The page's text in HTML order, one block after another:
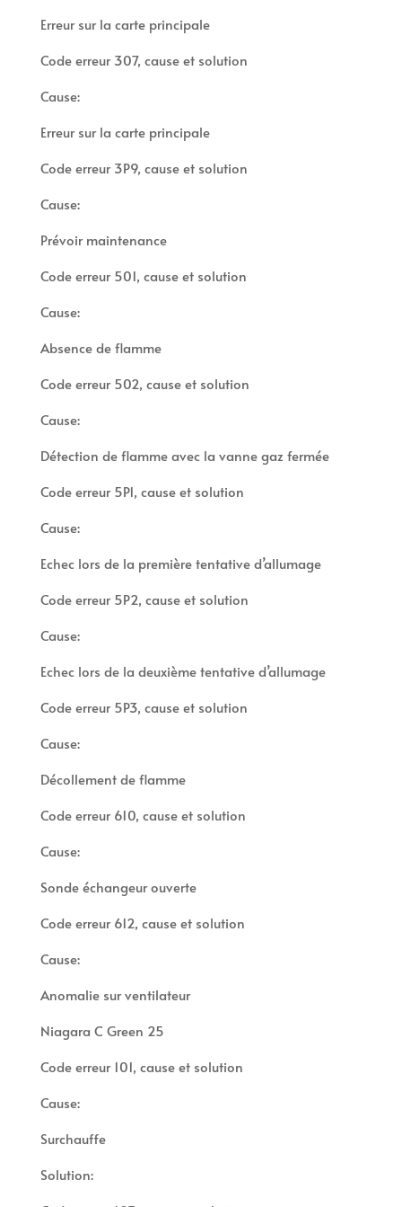
Erreur sur la carte principale
Code erreur 307, cause et solution
Cause:
Erreur sur la carte principale
Code erreur 3P9, cause et solution
Cause:
Prévoir maintenance
Code erreur 501, cause et solution
Cause:
Absence de flamme
Code erreur 502, cause et solution
Cause:
Détection de flamme avec la vanne gaz fermée
Code erreur 5P1, cause et solution
Cause:
Echec lors de la première tentative d’allumage
Code erreur 5P2, cause et solution
Cause:
Echec lors de la deuxième tentative d’allumage
Code erreur 5P3, cause et solution
Cause:
Décollement de flamme
Code erreur 610, cause et solution
Cause:
Sonde échangeur ouverte
Code erreur 612, cause et solution
Cause:
Anomalie sur ventilateur
Niagara C Green 25
Code erreur 101, cause et solution
Cause:
Surchauffe
Solution: